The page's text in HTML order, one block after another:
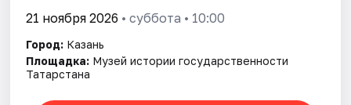
21 ноября 2026 • суббота • 10:00
Город: Казань
Площадка: Музей истории государственности
Татарстана